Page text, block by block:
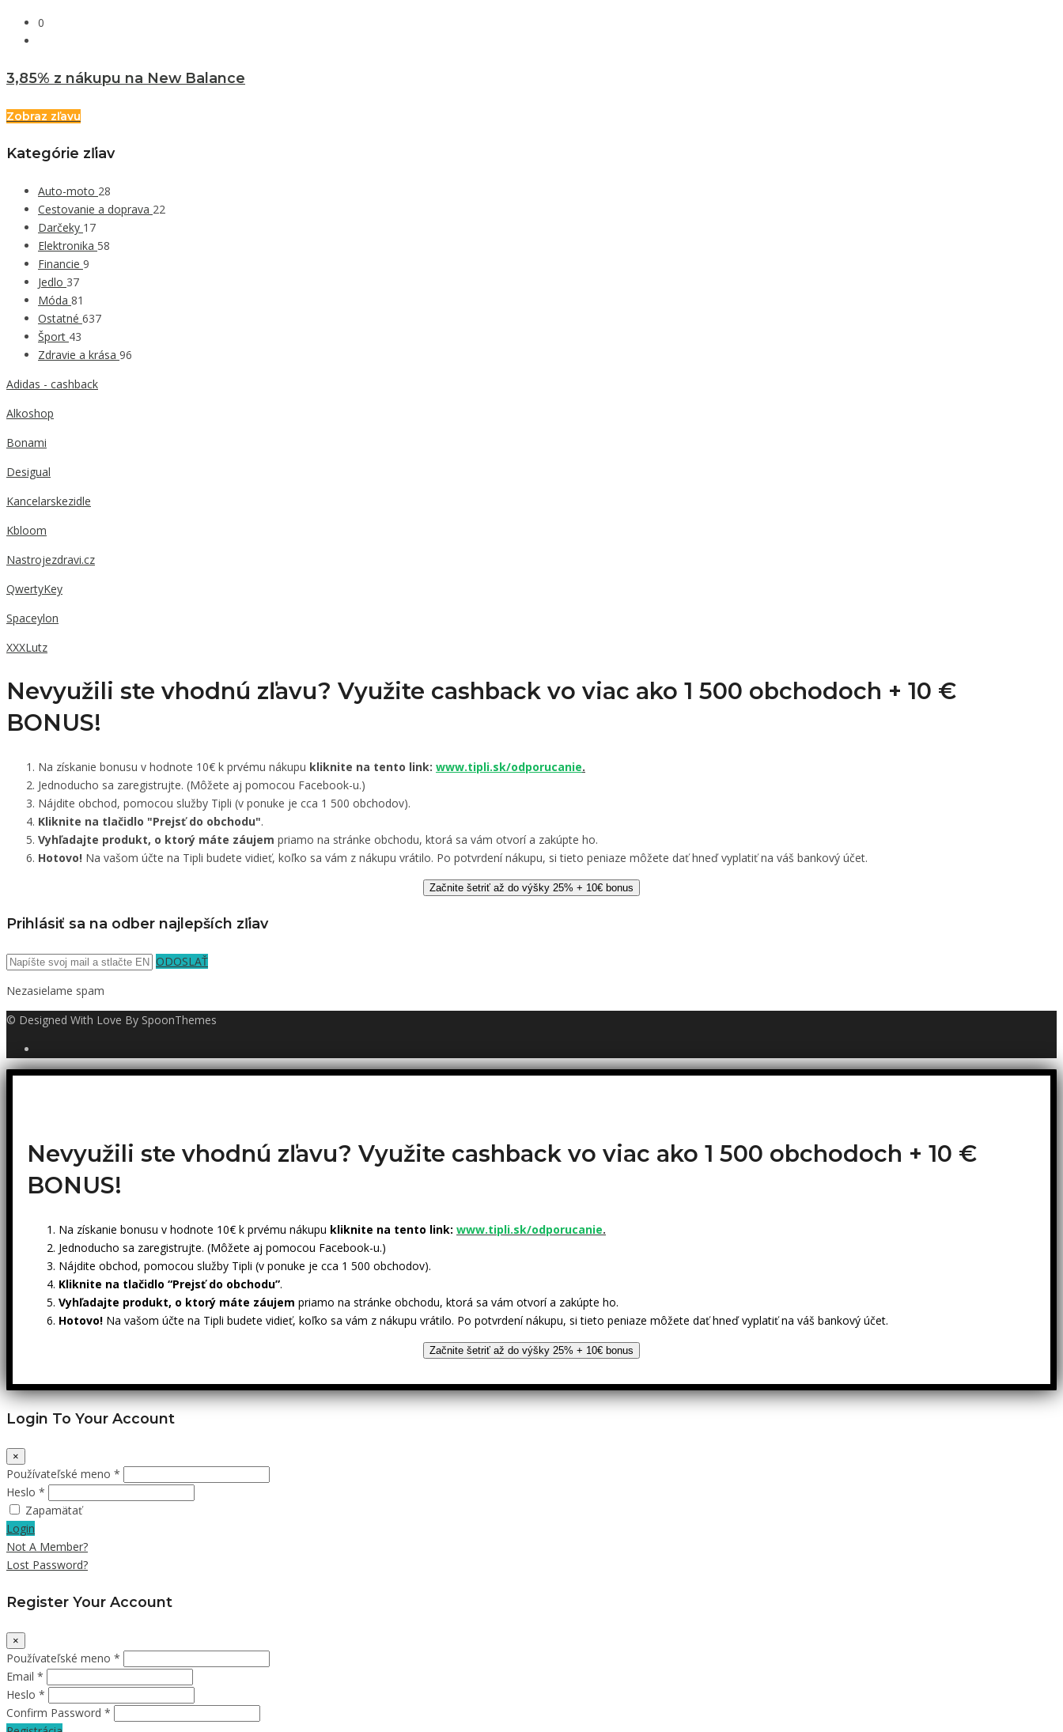
0
3,85% z nákupu na New Balance
Zobraz zľavu
Kategórie zľiav
Auto-moto 28
Cestovanie a doprava 22
Darčeky 17
Elektronika 58
Financie 9
Jedlo 37
Móda 81
Ostatné 637
Šport 43
Zdravie a krása 96
Adidas - cashback
Alkoshop
Bonami
Desigual
Kancelarskezidle
Kbloom
Nastrojezdravi.cz
QwertyKey
Spaceylon
XXXLutz
Nevyužili ste vhodnú zľavu? Využite cashback vo viac ako 1 500 obchodoch + 10 €
BONUS!
Na získanie bonusu v hodnote 10€ k prvému nákupu kliknite na tento link: www.tipli.sk/odporucanie.
Jednoducho sa zaregistrujte. (Môžete aj pomocou Facebook-u.)
Nájdite obchod, pomocou služby Tipli (v ponuke je cca 1 500 obchodov).
Kliknite na tlačidlo "Prejsť do obchodu".
Vyhľadajte produkt, o ktorý máte záujem priamo na stránke obchodu, ktorá sa vám otvorí a zakúpte ho.
Hotovo! Na vašom účte na Tipli budete vidieť, koľko sa vám z nákupu vrátilo. Po potvrdení nákupu, si tieto peniaze môžete dať hneď vyplatiť na váš bankový účet.
Začnite šetriť až do výšky 25% + 10€ bonus
Prihlásiť sa na odber najlepších zľiav
ODOSLAŤ
Nezasielame spam
© Designed With Love By SpoonThemes
Nevyužili ste vhodnú zľavu? Využite cashback vo viac ako 1 500 obchodoch + 10 €
BONUS!
Na získanie bonusu v hodnote 10€ k prvému nákupu kliknite na tento link: www.tipli.sk/odporucanie.
Jednoducho sa zaregistrujte. (Môžete aj pomocou Facebook-u.)
Nájdite obchod, pomocou služby Tipli (v ponuke je cca 1 500 obchodov).
Kliknite na tlačidlo “Prejsť do obchodu”.
Vyhľadajte produkt, o ktorý máte záujem priamo na stránke obchodu, ktorá sa vám otvorí a zakúpte ho.
Hotovo! Na vašom účte na Tipli budete vidieť, koľko sa vám z nákupu vrátilo. Po potvrdení nákupu, si tieto peniaze môžete dať hneď vyplatiť na váš bankový účet.
Začnite šetriť až do výšky 25% + 10€ bonus
Login To Your Account
×
Používateľské meno *
Heslo *
Zapamätať
Login
Not A Member?
Lost Password?
Register Your Account
×
Používateľské meno *
Email *
Heslo *
Confirm Password *